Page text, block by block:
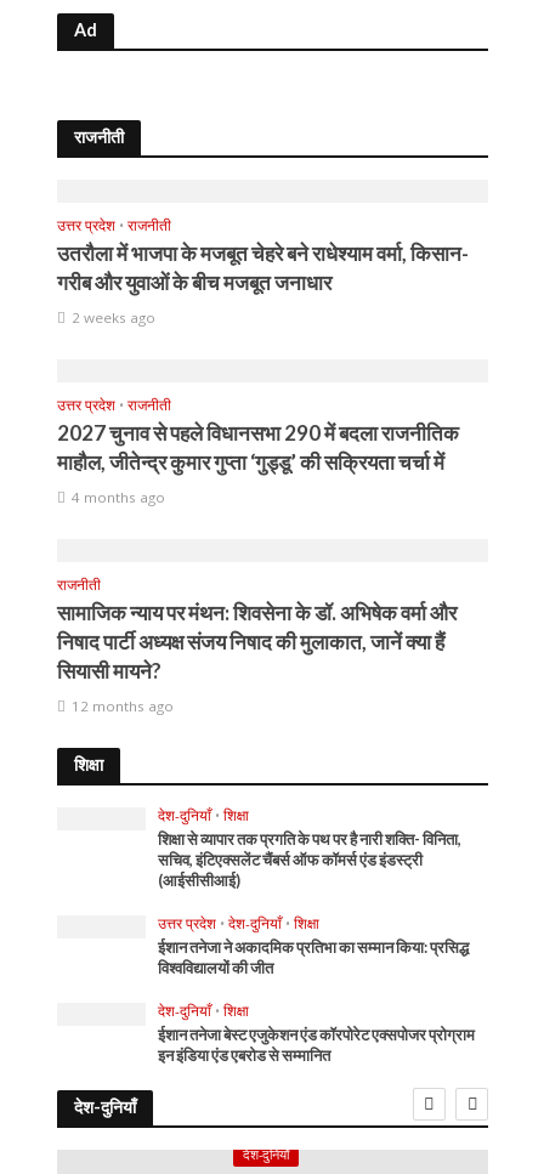
Ad
राजनीती
उत्तर प्रदेश • राजनीती
उतरौला में भाजपा के मजबूत चेहरे बने राधेश्याम वर्मा, किसान-
गरीब और युवाओं के बीच मजबूत जनाधार
2 weeks ago
उत्तर प्रदेश • राजनीती
2027 चुनाव से पहले विधानसभा 290 में बदला राजनीतिक
माहौल, जीतेन्द्र कुमार गुप्ता ‘गुड्डू’ की सक्रियता चर्चा में
4 months ago
राजनीती
सामाजिक न्याय पर मंथन: शिवसेना के डॉ. अभिषेक वर्मा और
निषाद पार्टी अध्यक्ष संजय निषाद की मुलाकात, जानें क्या हैं
सियासी मायने?
12 months ago
शिक्षा
देश-दुनियाँ • शिक्षा
शिक्षा से व्यापार तक प्रगति के पथ पर है नारी शक्ति- विनिता,
सचिव, इंटिएक्सलेंट चैंबर्स ऑफ कॉमर्स एंड इंडस्ट्री
(आईसीसीआई)
उत्तर प्रदेश • देश-दुनियाँ • शिक्षा
ईशान तनेजा ने अकादमिक प्रतिभा का सम्मान किया: प्रसिद्ध
विश्वविद्यालयों की जीत
देश-दुनियाँ • शिक्षा
ईशान तनेजा बेस्ट एजुकेशन एंड कॉरपोरेट एक्सपोजर प्रोग्राम
इन इंडिया एंड एबरोड से सम्मानित
देश-दुनियाँ
देश-दुनियाँ